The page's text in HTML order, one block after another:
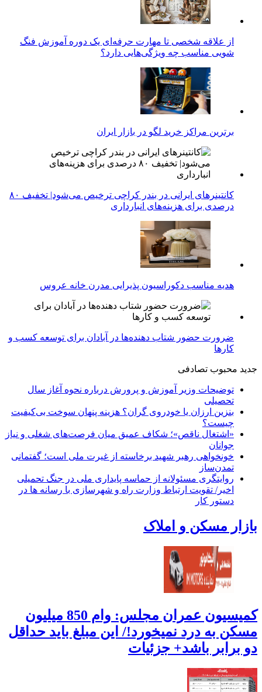
از علاقه شخصی تا مهارت حرفه‌ای یک دوره آموزش فنگ
شویی مناسب چه ویژگی‌هایی دارد؟
برترین مراکز خرید لگو در بازار ایران
کانتینرهای ایرانی در بندر کراچی ترخیص می‌شود| تخفیف ۸۰
درصدی برای هزینه‌های انبارداری
هدیه مناسب دکوراسیون پذیرایی مدرن خانه عروس
ضرورت حضور شتاب ‌دهنده‌ها در آبادان برای توسعه کسب‌ و
کارها
جدید محبوب تصادفی
توضیحات وزیر آموزش و پرورش درباره نحوه آغاز سال
تحصیلی
بنزین ارزان یا خودروی گران؟ هزینه پنهان سوخت بی‌کیفیت
چیست؟
«اشتغال ناقص»؛ شکاف عمیق میان فرصت‌های شغلی و نیاز
جوانان
خونخواهی رهبر شهید برخاسته از غیرت ملی است؛ گفتمانی
تمدن‌ساز
روایتگری مسئولانه از حماسه‌ پایداری ملی در جنگ تحمیلی
اخیر/ تقویت ارتباط وزارت راه و شهرسازی با رسانه ها در
دستور کار
بازار مسکن و املاک
کمیسیون عمران مجلس: وام 850 میلیون
مسکن به درد نمیخورد!/ این مبلغ باید حداقل
دو برابر باشد+ جزئیات